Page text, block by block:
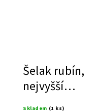
Šelak rubín,
nejvyšší
Skladem (1 ks)